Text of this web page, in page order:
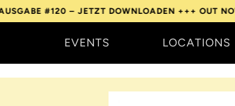
– JETZT DOWNLOADEN +++OUT NOW:
EVENTS LOCATIONS